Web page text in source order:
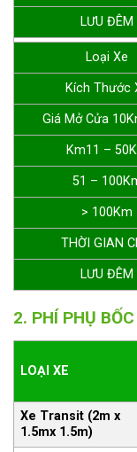
LƯU ĐÊM
Loại Xe
Kích Thước
Giá Mở Cửa
Km11 –
51 –
> 100Km
THỜI GIAN
LƯU ĐÊM
2. PHÍ PHỤ
LOẠI XE
Xe Transit (2m x
1.5mx 1.5m)